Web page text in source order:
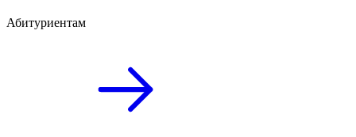
Абитуриентам